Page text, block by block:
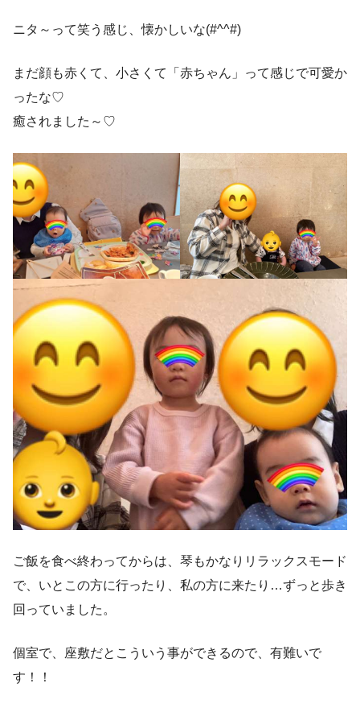
ニタ～って笑う感じ、懐かしいな(#^^#)
まだ顔も赤くて、小さくて「赤ちゃん」って感じで可愛か
ったな♡
癒されました～♡
ご飯を食べ終わってからは、琴もかなりリラックスモード
で、いとこの方に行ったり、私の方に来たり…ずっと歩き
回っていました。
個室で、座敷だとこういう事ができるので、有難いで
す！！